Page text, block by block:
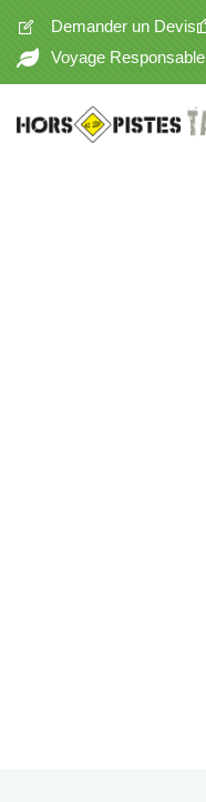
Demander un Devis
Voyage Responsable